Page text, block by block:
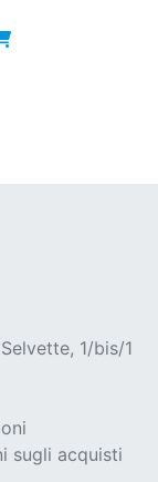
1/bis/1
sugli acquisti